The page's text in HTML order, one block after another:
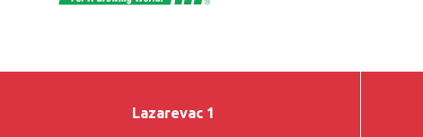
Lazarevac 1